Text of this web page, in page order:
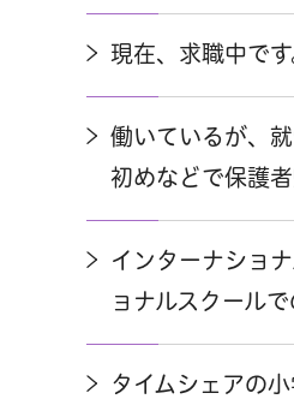
現在、求職中で
働いているが、
初めなどで保護
インターナショ
ョナルスクール
タイムシェアの